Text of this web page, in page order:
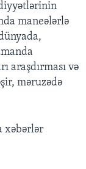
maneələrlə
araşdırması və
məruzədə
xəbərlər